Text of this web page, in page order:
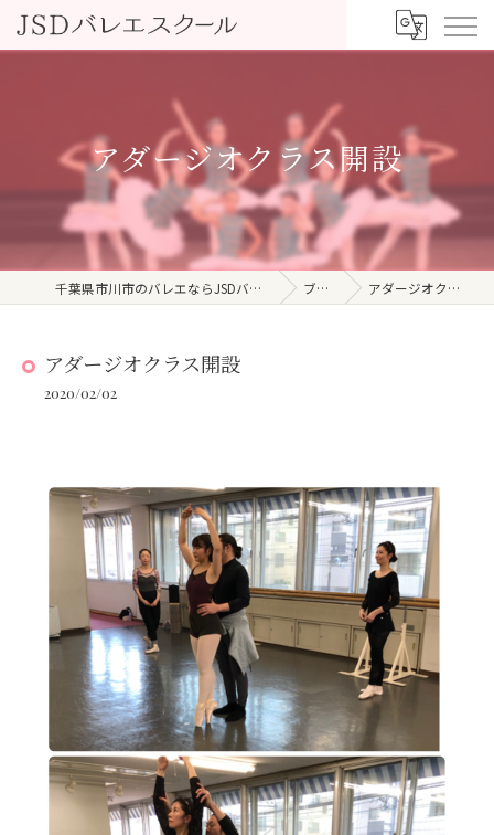
アダージオクラス開設
千葉県市川市のバレエならJSDバレエスクール ブログ アダージオクラス開設
アダージオクラス開設
2020/02/02